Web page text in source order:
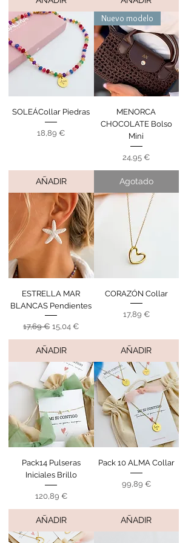
SOLEÁCollar Piedras
Precio
18,89 €
AÑADIR
Nuevo modelo
MENORCA
CHOCOLATE Bolso
Mini
Precio
24,95 €
Agotado
ESTRELLA MAR
BLANCAS Pendientes
Precio
17,69 € Precio de oferta
15,04 €
AÑADIR
CORAZÓN Collar
Precio
17,89 €
AÑADIR
Pack14 Pulseras
Iniciales Brillo
Precio
120,89 €
AÑADIR
Pack 10 ALMA Collar
Precio
99,89 €
AÑADIR